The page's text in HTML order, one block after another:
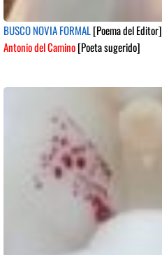
BUSCO NOVIA FORMAL[Poema del Editor]
Antonio del Camino[Poeta sugerido]